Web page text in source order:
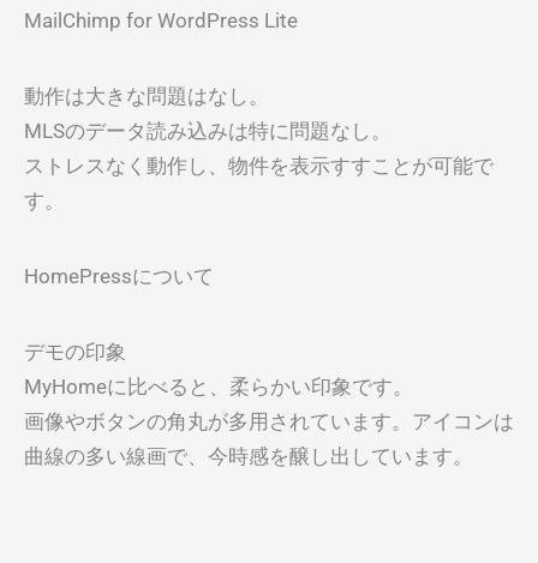
MailChimp for WordPress Lite
動作は大きな問題はなし。
MLSのデータ読み込みは特に問題なし。
ストレスなく動作し、物件を表示すすことが可能で
す。
HomePressについて
デモの印象
MyHomeに比べると、柔らかい印象です。
画像やボタンの角丸が多用されています。アイコンは
曲線の多い線画で、今時感を醸し出しています。